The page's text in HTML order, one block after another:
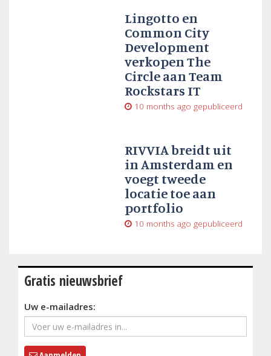
Lingotto en
Common City
Development
verkopen The
Circle aan Team
Rockstars IT
10 months ago gepubliceerd
RIVVIA breidt uit
in Amsterdam en
voegt tweede
locatie toe aan
portfolio
10 months ago gepubliceerd
Gratis nieuwsbrief
Uw e-mailadres: